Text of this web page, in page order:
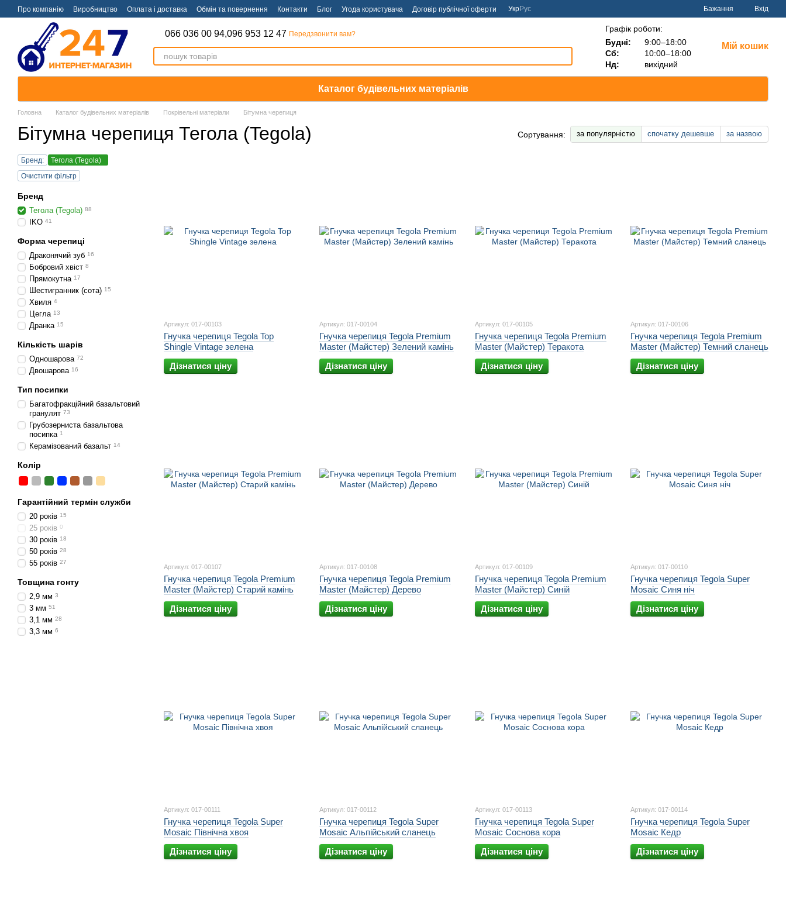
Перейти к основному контенту
Про компанію Виробництво Оплата і доставка Обмін та повернення Контакти Блог Угода користувача Договір публічної оферти УкрРус Бажання Вхід
066 036 00 94,096 953 12 47 Передзвонити вам?
Графік роботи:
Будні:
9:00–18:00
Сб:
10:00–18:00
Нд:
вихідний
Мій кошик
Каталог будівельних матеріалів
Головна Каталог будівельних матеріалів Покрівельні матеріали Бітумна черепиця
Бітумна черепиця Тегола (Tegola) Сортування: за популярністю спочатку дешевше за назвою
Артикул: 017-00103
Гнучка черепиця Tegola Top
Shingle Vintage зелена
Дізнатися ціну
Артикул: 017-00104
Гнучка черепиця Tegola Premium
Master (Майстер) Зелений камінь
Дізнатися ціну
Артикул: 017-00105
Гнучка черепиця Tegola Premium
Master (Майстер) Теракота
Дізнатися ціну
Артикул: 017-00106
Гнучка черепиця Tegola Premium
Master (Майстер) Темний сланець
Дізнатися ціну
Артикул: 017-00107
Гнучка черепиця Tegola Premium
Master (Майстер) Старий камінь
Дізнатися ціну
Артикул: 017-00108
Гнучка черепиця Tegola Premium
Master (Майстер) Дерево
Дізнатися ціну
Артикул: 017-00109
Гнучка черепиця Tegola Premium
Master (Майстер) Синій
Дізнатися ціну
Артикул: 017-00110
Гнучка черепиця Tegola Super
Mosaic Синя ніч
Дізнатися ціну
Артикул: 017-00111
Гнучка черепиця Tegola Super
Mosaic Північна хвоя
Дізнатися ціну
Артикул: 017-00112
Гнучка черепиця Tegola Super
Mosaic Альпійський сланець
Дізнатися ціну
Артикул: 017-00113
Гнучка черепиця Tegola Super
Mosaic Соснова кора
Дізнатися ціну
Артикул: 017-00114
Гнучка черепиця Tegola Super
Mosaic Кедр
Дізнатися ціну
Бренд:
Тегола (Tegola)
Очистити фільтр
Бренд
Тегола (Tegola) 88
IKO 41
Форма черепиці
Драконячий зуб 16
Бобровий хвіст 8
Прямокутна 17
Шестигранник (сота) 15
Хвиля 4
Цегла 13
Дранка 15
Кількість шарів
Одношарова 72
Двошарова 16
Тип посипки
Багатофракційний базальтовий
гранулят 73
Грубозерниста базальтова
посипка 1
Керамізований базальт 14
Колір
Гарантійний термін служби
20 років 15
25 років 0
30 років 18
50 років 28
55 років 27
Товщина гонту
2,9 мм 3
3 мм 51
3,1 мм 28
3,3 мм 6